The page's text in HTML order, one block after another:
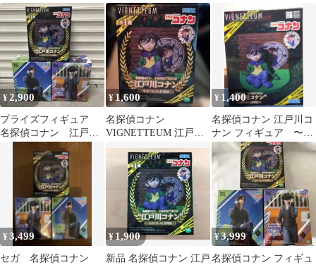
ア、他 まとめ売り
コナン フィギュア 小さ
くなった名探偵
コナン 小さくなった名
探偵
¥2,900
プライズフィギュア
名探偵コナン 江戸川
コナン、萩原研二、松
田陣平 3種
¥ 1,600
名探偵コナン
VIGNETTEUM 江戸川
コナン
¥ 1,400
名探偵コナン 江戸川コ
ナン フィギュア 〜小
さくなった名探偵〜
【箱なし発送】
¥3,499
セガ 名探偵コナン
¥ 1,900
新品 名探偵コナン 江戸
¥3,999
名探偵コナン フィギュ